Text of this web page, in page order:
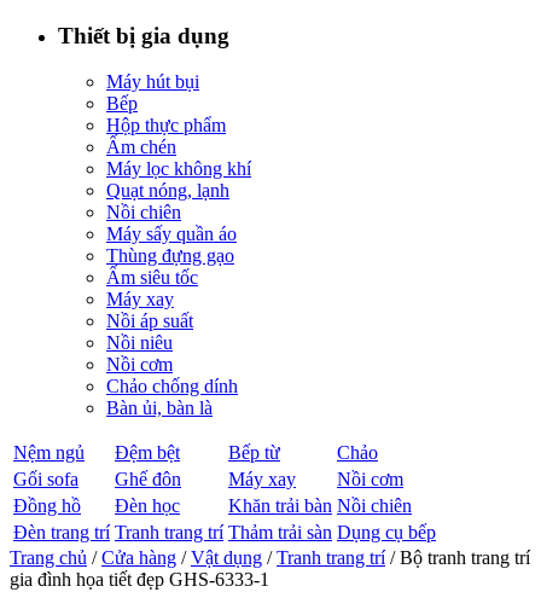
Thiết bị gia dụng
Máy hút bụi
Bếp
Hộp thực phẩm
Ấm chén
Máy lọc không khí
Quạt nóng, lạnh
Nồi chiên
Máy sấy quần áo
Thùng đựng gạo
Ấm siêu tốc
Máy xay
Nồi áp suất
Nồi niêu
Nồi cơm
Chảo chống dính
Bàn ủi, bàn là
Nệm ngủ Đệm bệt Bếp từ
Chảo
Gối sofa
Ghế đôn Máy xay
Nồi cơm
Đồng hồ
Đèn học Khăn trải bàn Nồi chiên
Đèn trang trí Tranh trang trí Thảm trải sàn Dụng cụ bếp
Trang chủ /Cửa hàng /Vật dụng /Tranh trang trí/ Bộ tranh trang trí
gia đình họa tiết đẹp GHS-6333-1